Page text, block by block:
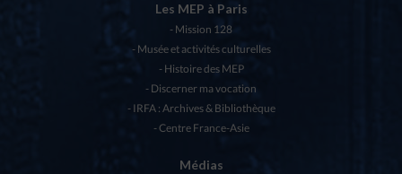
Les MEP à Paris
Mission 128
Musée et activités culturelles
Histoire des MEP
Discerner ma vocation
IRFA : Archives & Bibliothèque
Centre France-Asie
Médias